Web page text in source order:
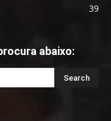
39
abaixo: